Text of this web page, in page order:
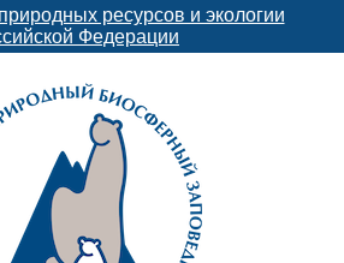
ресурсов и экологии
Федерации